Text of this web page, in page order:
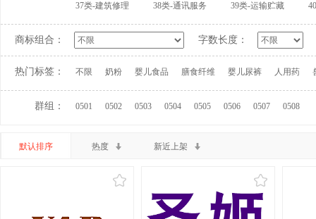
37类-建筑修理 38类-通讯服务 39类-运输贮藏
商标组合： 字数长度：
热门标签： 不限 奶粉 婴儿食品 膳食纤维 婴儿尿裤 人用药
群组： 0501 0502 0503 0504 0505 0506 0507 0508
默认排序 热度 新近上架